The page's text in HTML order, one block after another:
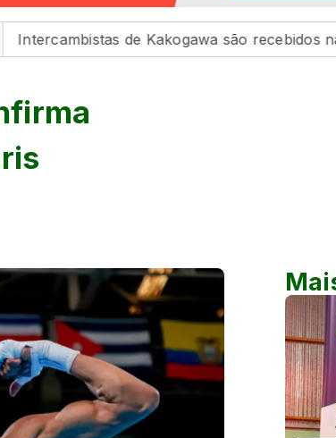
de Kakogawa são recebidos na